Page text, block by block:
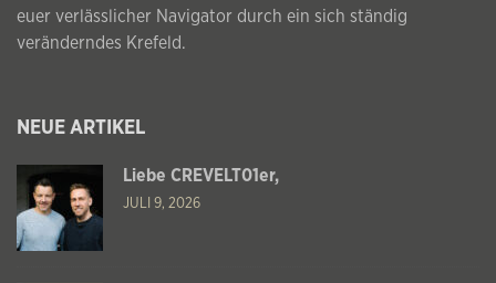
euer verlässlicher Navigator durch ein sich ständig
veränderndes Krefeld.
NEUE ARTIKEL
Liebe CREVELT01er,
JULI 9, 2026